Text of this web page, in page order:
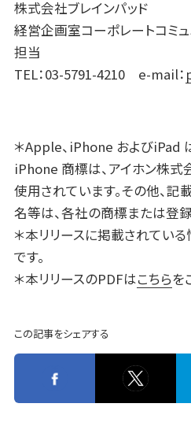
株式会社ブレインパッド
経営企画室コーポレートコミ
担当
TEL：03-5791-4210 e-mail：
＊Apple、iPhone およびiPad
iPhone 商標は、アイホン株式
使用されています。その他、記
名等は、各社の商標または登録
＊本リリースに掲載されてい
です。
＊本リリースのPDFはこちらを
この記事をシェアする